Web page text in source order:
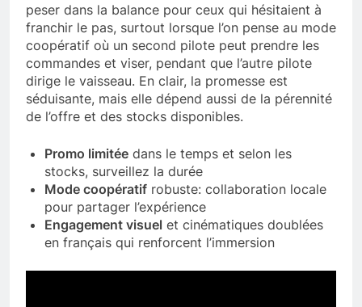
peser dans la balance pour ceux qui hésitaient à
franchir le pas, surtout lorsque l’on pense au mode
coopératif où un second pilote peut prendre les
commandes et viser, pendant que l’autre pilote
dirige le vaisseau. En clair, la promesse est
séduisante, mais elle dépend aussi de la pérennité
de l’offre et des stocks disponibles.
Promo limitée dans le temps et selon les
stocks, surveillez la durée
Mode coopératif robuste: collaboration locale
pour partager l’expérience
Engagement visuel et cinématiques doublées
en français qui renforcent l’immersion